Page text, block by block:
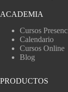
ACADEMIA
Cursos
Calendario
Cursos Online
Blog
PRODUCTOS